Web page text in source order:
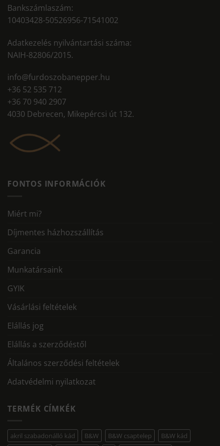
Bankszámlaszám:
10403428-50526956-71541002
Adatkezelés nyilvántartási száma:
NAIH-82806/2015.
info@furdoszobanepper.hu
+36 52 535 712
+36 70 940 2907
4030 Debrecen, Mikepércsi út 132.
FONTOS INFORMÁCIÓK
Miért mi?
Díjmentes házhozszállítás
Garancia
Munkatársaink
GYIK
Vásárlási feltételek
Elállás jog
Elállás a szerződéstől
Általános szerződési feltételek
Adatvédelmi nyilatkozat
TERMÉK CÍMKÉK
akril szabadonálló kád B&W B&W csaptelep
B&W kád